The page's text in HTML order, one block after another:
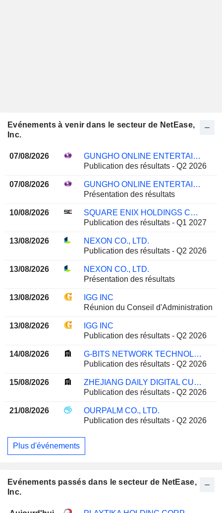
Evénements à venir dans le secteur de NetEase,
Inc.
07/08/2026
GUNGHO ONLINE ENTERTAINMENT, INC.
Publication des résultats - Q2 2026
07/08/2026
GUNGHO ONLINE ENTERTAINMENT, INC.
Présentation des résultats
10/08/2026
SQUARE ENIX HOLDINGS CO., LTD.
Publication des résultats - Q1 2027
13/08/2026
NEXON CO., LTD.
Publication des résultats - Q2 2026
13/08/2026
NEXON CO., LTD.
Présentation des résultats
13/08/2026
IGG INC
Réunion du Conseil d'Administration
13/08/2026
IGG INC
Publication des résultats - Q2 2026
14/08/2026
G-BITS NETWORK TECHNOLOGY (XIAMEN) CO., LTD.
Publication des résultats - Q2 2026
15/08/2026
ZHEJIANG DAILY DIGITAL CULTURE GROUP CO.,LTD
Publication des résultats - Q2 2026
21/08/2026
OURPALM CO., LTD.
Publication des résultats - Q2 2026
Plus d'événements
Evénements passés dans le secteur de NetEase,
Inc.